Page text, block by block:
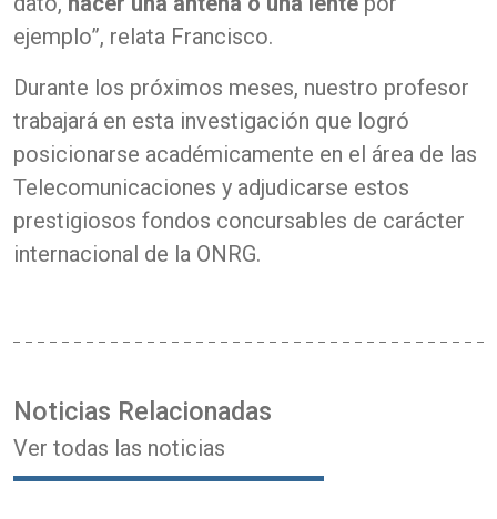
ejemplo”, relata Francisco.
Durante los próximos meses, nuestro profesor
trabajará en esta investigación que logró
posicionarse académicamente en el área de las
Telecomunicaciones y adjudicarse estos
prestigiosos fondos concursables de carácter
internacional de la ONRG.
Noticias Relacionadas
Ver todas las noticias